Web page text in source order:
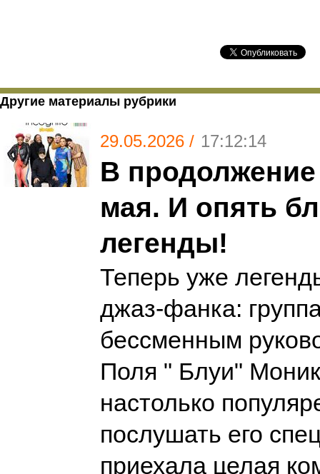
Другие материалы рубрики
29.05.2026 / 17:12:14
В
мая. И опять
легенды!
Теперь уже
джаз-фанка:
бессменным
Поля " Блуи"
настолько
послушать его
приехала целая